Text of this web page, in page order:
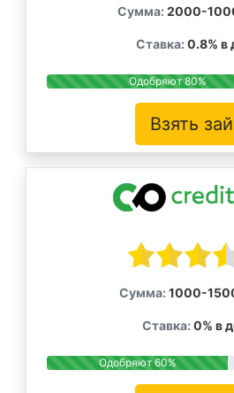
Сумма: 2000-
Ставка: 0.8% в
Одобряют 80%
Взять
Сумма: 1000-
Ставка: 0% в
Одобряют 60%